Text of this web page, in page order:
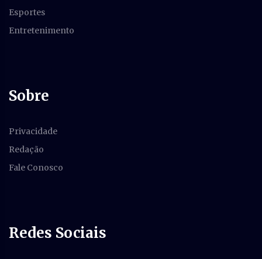
Esportes
Entretenimento
Sobre
Privacidade
Redação
Fale Conosco
Redes Sociais